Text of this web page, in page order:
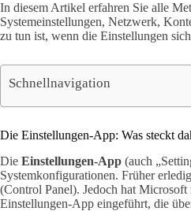
In diesem Artikel erfahren Sie alle
Systemeinstellungen, Netzwerk,
zu tun ist, wenn die Einstellungen
Schnellnavigation
Die Einstellungen-App: Was steckt
Die Einstellungen-App (auch
Systemkonfigurationen. Früher
(Control Panel). Jedoch hat
Einstellungen-App eingeführt, die